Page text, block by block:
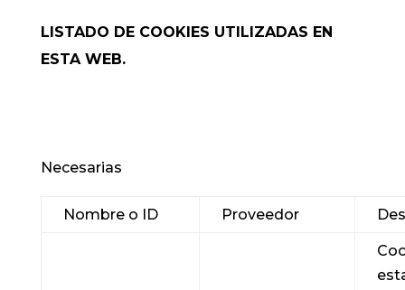
LISTADO DE COOKIES UTILIZADAS EN
ESTA WEB.
Necesarias
Nombre o ID Proveedor